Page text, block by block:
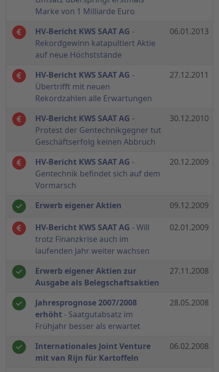
Marke von 1 Milliarde Euro
HV-Bericht KWS SAAT AG -
Rekordgewinn katapultiert Aktie
auf neue Höchststände
06.01.2013
HV-Bericht KWS SAAT AG -
Übertrifft mit neuen
Rekordzahlen alle Erwartungen
27.12.2011
HV-Bericht KWS SAAT AG -
Protest der Gentechnikgegner tut
Geschäftserfolg keinen Abbruch
30.12.2010
HV-Bericht KWS SAAT AG -
Gentechnik befindet sich auf dem
Vormarsch
20.12.2009
Erwerb eigener Aktien 09.12.2009
HV-Bericht KWS SAAT AG - Will
trotz Finanzkrise auch im
laufenden Jahr weiter wachsen
02.01.2009
Erwerb eigener Aktien zur
Ausgabe als Belegschaftsaktien
27.11.2008
Jahresprognose 2007/2008
erhöht- Saatgutabsatz im
Frühjahr besser als erwartet
28.05.2008
Internationales Joint Venture
mit van Rijn für Kartoffeln
06.02.2008